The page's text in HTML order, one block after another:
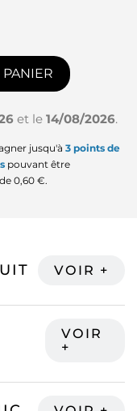
et le 14/08/2026.
jusqu'à 3 points de
pouvant être
0,60 €.